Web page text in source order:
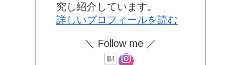
究し紹介しています。
詳しいプロフィールを読む
＼ Follow me ／